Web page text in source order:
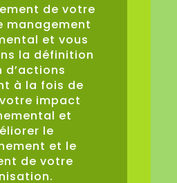
de votre
management
et vous
la définition
d’actions
à la fois de
impact
et
le
et le
de votre